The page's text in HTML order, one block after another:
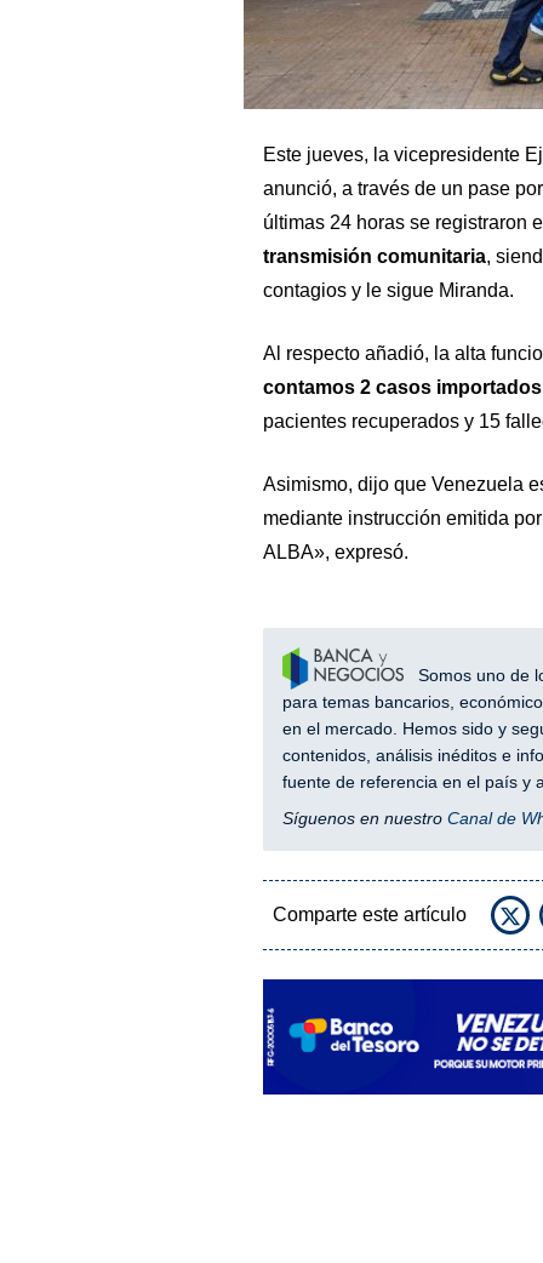
Este jueves, la vicepresidente
anunció, a través de un pase
últimas 24 horas se registraron
transmisión comunitaria,
contagios y le sigue Miranda.
Al respecto añadió, la alta
contamos 2 casos importados
pacientes recuperados y 15
Asimismo, dijo queVenezuela
mediante instrucción emitida
ALBA», expresó.
Somos uno de
para temas bancarios,
en el mercado. Hemos sido y
contenidos, análisis inéditos e
fuente de referencia en el país y
Síguenos en nuestro Canal de
Comparte este artículo